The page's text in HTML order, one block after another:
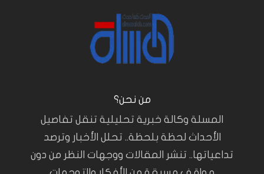
من نحن؟
المسلة وكالة خبرية تحليلية تنقل تفاصيل
الأحداث لحظة بلحظة.. تحلل الأخبار وترصد
تداعياتها.. تنشر المقالات ووجهات النظر من دون